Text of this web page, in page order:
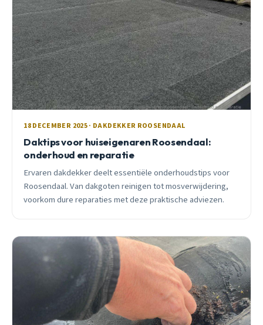
18 DECEMBER 2025 · DAKDEKKER ROOSENDAAL
Daktips voor huiseigenaren Roosendaal:
onderhoud en reparatie
Ervaren dakdekker deelt essentiële onderhoudstips voor
Roosendaal. Van dakgoten reinigen tot mosverwijdering,
voorkom dure reparaties met deze praktische adviezen.